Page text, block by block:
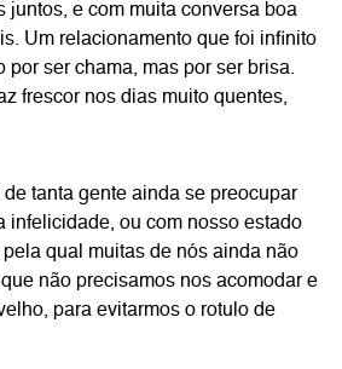
juntos, e com muita conversa boa
Um relacionamento que foi infinito
por ser chama, mas por ser brisa.
frescor nos dias muito quentes,
tanta gente ainda se preocupar
infelicidade, ou com nosso estado
qual muitas de nós ainda não
não precisamos nos acomodar e
para evitarmos o rotulo de